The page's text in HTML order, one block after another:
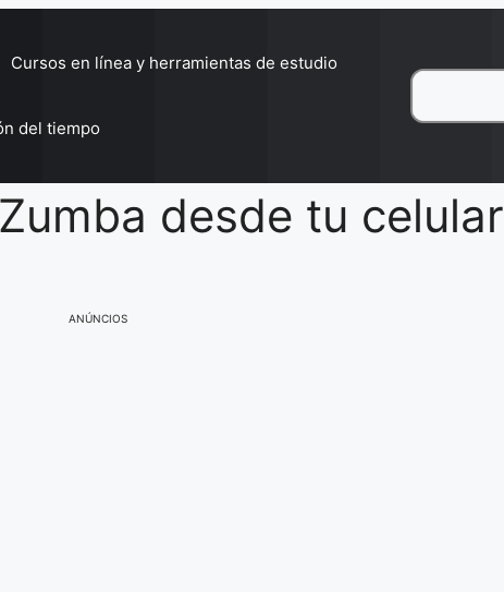
Cursos en línea y herramientas de estudio
del tiempo
desde tu celular
ANÚNCIOS